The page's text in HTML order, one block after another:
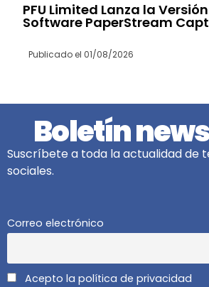
PFU Limited Lanza la
Software PaperStream
Publicado el 01/08/2026
Boletín
Suscríbete a toda la actualidad de
sociales.
Correo electrónico
Acepto la política de privacidad